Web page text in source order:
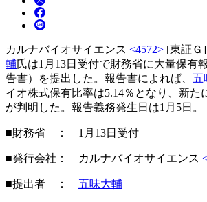
カルナバイオサイエンス <4572> [東証Ｇ]
輔氏は1月13日受付で財務省に大量保有
告書）を提出した。報告書によれば、 五
イオ株式保有比率は5.14％となり、新た
が判明した。報告義務発生日は1月5日。
■財務省 ： 1月13日受付
■発行会社： カルナバイオサイエンス
■提出者 ： 五味大輔